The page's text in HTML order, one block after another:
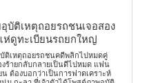
อุบัติเหตุถอยรถชนเจอสอง
ห่ดูทะเบียนรถยกใหญ่
ติเหตุถอยรถชนคดีพลิกไปหมดคู่
ร้ายกลับกลายเป็นดีไปหมด แฟน
ต้องบอกว่าเป็นการฟาดเคราะห์